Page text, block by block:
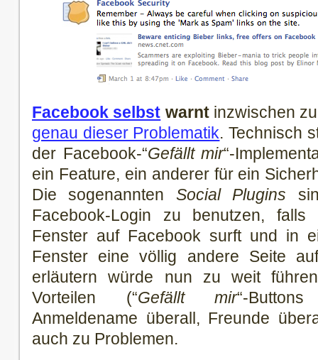
Facebook selbst warntinzwischen
genau dieser Problematik. Technisch
der Facebook-“Gefällt mir“-
ein Feature, ein anderer für ein
Die sogenannten Social Plugins
Facebook-Login zu benutzen,
Fenster auf Facebook surft und in
Fenster eine völlig andere Seite
erläutern würde nun zu weit
Vorteilen (“Gefällt mir“-
Anmeldename überall, Freunde
auch zu Problemen.